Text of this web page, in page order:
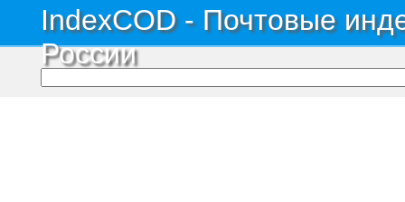
IndexCOD - Почтовые
России